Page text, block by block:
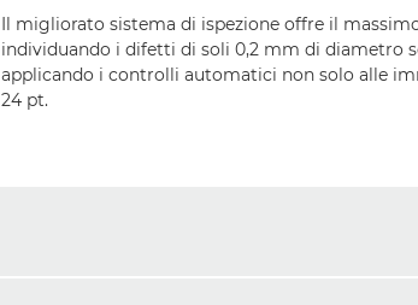
Il migliorato sistema di ispezione offre il
individuando i difetti di soli 0,2 mm di diametro
applicando i controlli automatici non solo alle
24 pt.